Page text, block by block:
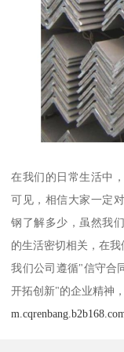
在我们的日常生活中
可见，相信大家一定
钢了解多少，虽然我
的生活密切相关，在我
我们公司遵循"信守合
开拓创新"的企业精神